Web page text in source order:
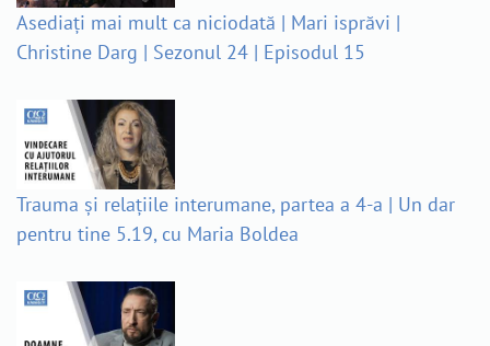
Asediați mai mult ca niciodată | Mari isprăvi |
Christine Darg | Sezonul 24 | Episodul 15
Trauma și relațiile interumane, partea a 4-a | Un dar
pentru tine 5.19, cu Maria Boldea